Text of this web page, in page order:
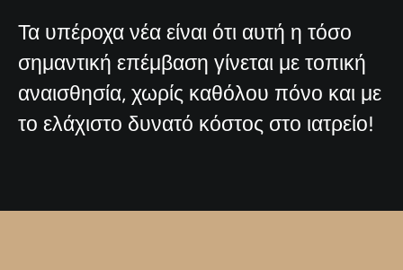
Τα υπέροχα νέα είναι ότι αυτή η τόσο
σημαντική επέμβαση γίνεται με τοπική
αναισθησία, χωρίς καθόλου πόνο και με
το ελάχιστο δυνατό κόστος στο ιατρείο!